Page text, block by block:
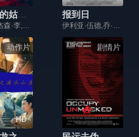
白兰花的姑娘们
詹妮弗·杰森·李,安·吉莉安,岩松信,卡罗琳·塞耶默,理查德·纳瑞塔,吴顺泰,约翰·汉考克
报到日
伊利亚·伍德,乔·博恩瑟,克里斯·克莱因
动作片
HD
剧情片